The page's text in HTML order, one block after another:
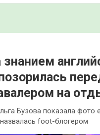
знанием
на
Бузова показала фото
foot-блогером